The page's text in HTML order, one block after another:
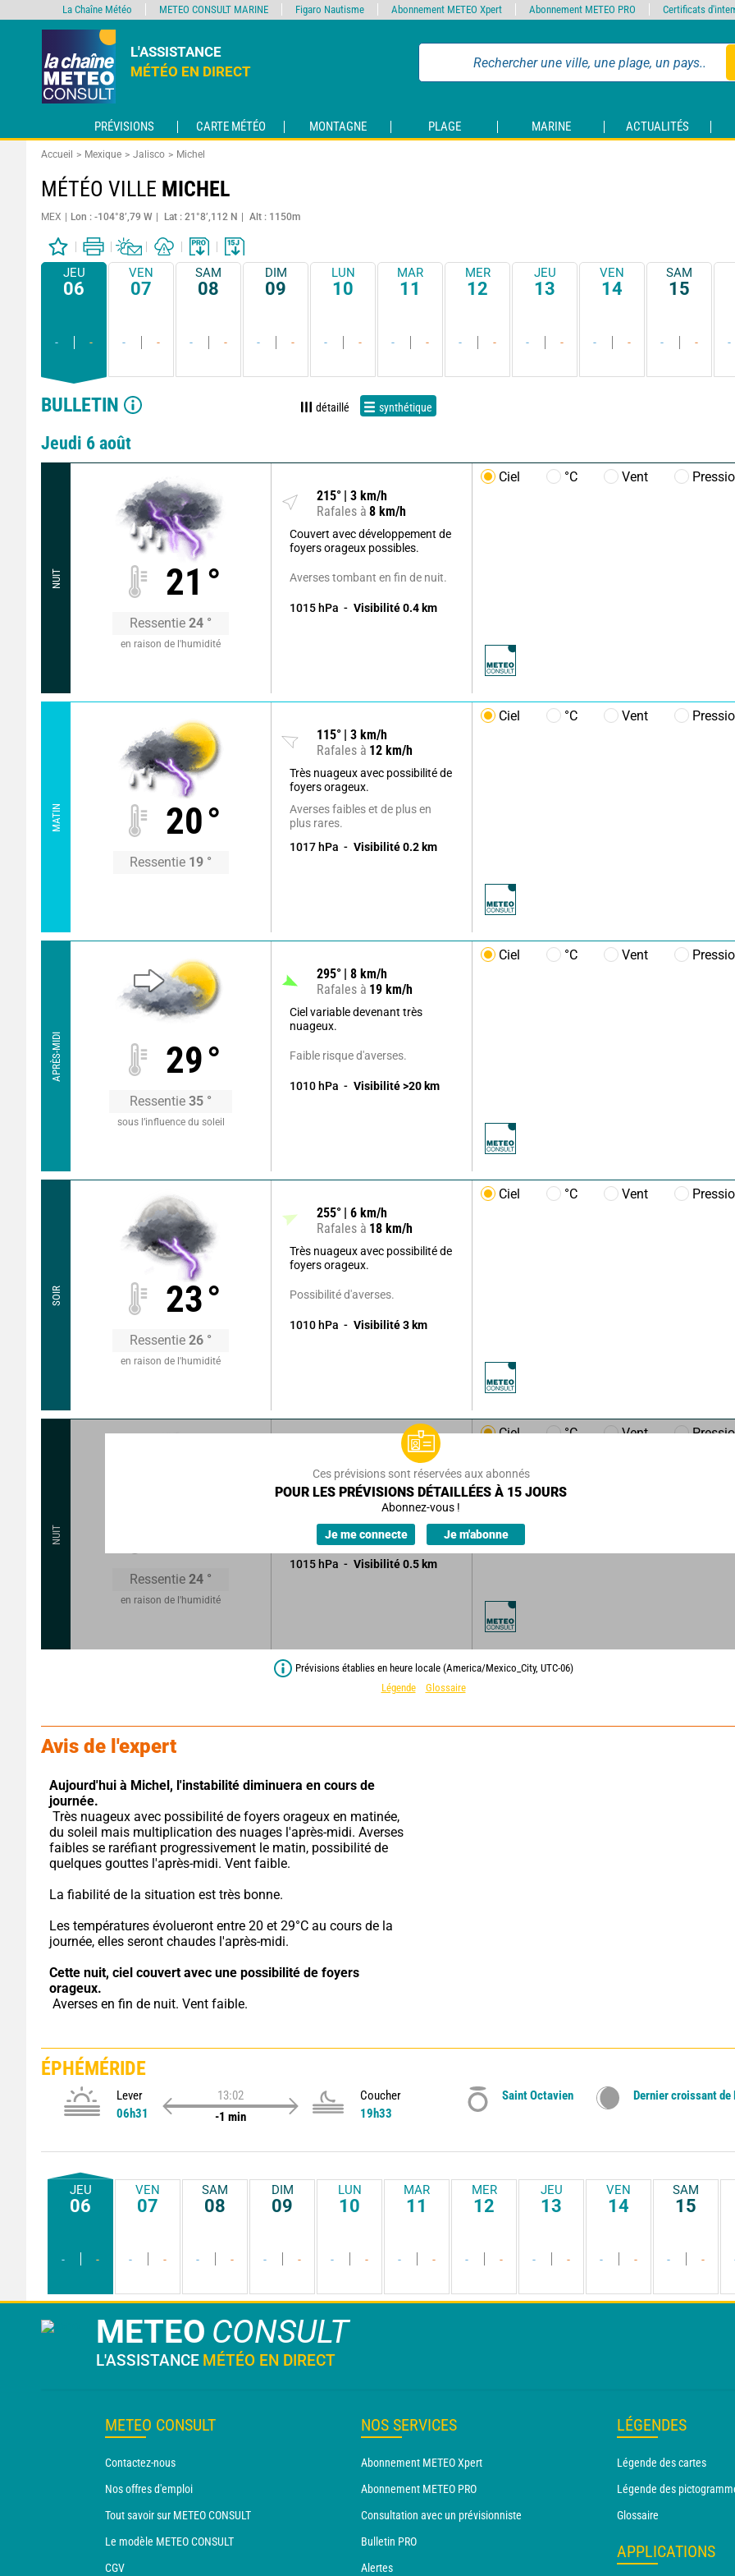
L'ASSISTANCE
MÉTÉO EN DIRECT
PRÉVISIONS CARTE MÉTÉO MONTAGNE PLAGE MARINE ACTUALITÉS
Accueil Mexique Jalisco Michel
MÉTÉO VILLE MICHEL
MEX Lon : -104°8’,79 W Lat : 21°8’,112 N Alt : 1150m
JEU
06
- -
VEN
07
- -
SAM
08
- -
DIM
09
- -
LUN
10
- -
MAR
11
- -
MER
12
- -
JEU
13
- -
VEN
14
- -
SAM
15
- - -
BULLETIN détaillé synthétique
Jeudi 6 août
NUIT 21 °
Ressentie 24 °
en raison de l'humidité
215° 3 km/h
Rafales à 8 km/h
Couvert avec développement de
foyers orageux possibles.
Averses tombant en fin de nuit.
1015 hPa Visibilité 0.4 km
Ciel °C Vent
MATIN 20°
Ressentie 19 °
115° 3 km/h
Rafales à 12 km/h
Très nuageux avec possibilité de
foyers orageux.
Averses faibles et de plus en
plus rares.
1017 hPa Visibilité 0.2 km
Ciel °C Vent
APRÈS-MIDI 29°
Ressentie 35 °
sous l’influence du soleil
295° 8 km/h
Rafales à 19 km/h
Ciel variable devenant très
nuageux.
Faible risque d'averses.
1010 hPa Visibilité >20 km
Ciel °C Vent
SOIR 23°
Ressentie 26 °
en raison de l'humidité
255° 6 km/h
Rafales à 18 km/h
Très nuageux avec possibilité de
foyers orageux.
Possibilité d'averses.
1010 hPa Visibilité 3 km
Ciel °C Vent
NUIT
Ressentie 24 °
en raison de l'humidité
Rafales à10 km/h
Couvert avec développement de
foyers orageux possibles.
Quelques averses faibles.
1015 hPa Visibilité 0.5 km
Ciel °C Vent
Ces prévisions sont réservées aux abonnés
POUR LES PRÉVISIONS DÉTAILLÉES À 15 JOURS
Abonnez-vous !
Je me connecte Je m'abonne
Prévisions établies en heure locale (America/Mexico_City, UTC-06)
Légende
Glossaire
Avis de l'expert
Aujourd'hui à Michel, l'instabilité diminuera en cours de
journée.
du soleil mais multiplication des nuages l'après-midi. Averses
faibles se raréfiant progressivement le matin, possibilité de
quelques gouttes l'après-midi. Vent faible.
La fiabilité de la situation est très bonne.
Les températures évolueront entre 20 et 29°C au cours de la
journée, elles seront chaudes l'après-midi.
Cette nuit, ciel couvert avec une possibilité de foyers
orageux.
Averses en fin de nuit. Vent faible.
ÉPHÉMÉRIDE
Lever
06h31
13:02
-1 min
Coucher
19h33
Saint Octavien Dernier croissant de
JEU
06
- -
VEN
07
- -
SAM
08
- -
DIM
09
- -
LUN
10
- -
MAR
11
- -
MER
12
- -
JEU
13
- -
VEN
14
- -
SAM
15
- -
METEO CONSULT
L'ASSISTANCE MÉTÉO EN DIRECT
METEO CONSULT
Contactez-nous
Nos offres d'emploi
Tout savoir sur METEO CONSULT
Le modèle METEO CONSULT
CGV
NOS SERVICES
Abonnement METEO Xpert
Abonnement METEO PRO
Consultation avec un prévisionniste
Bulletin PRO
Alertes
LÉGENDES
Légende des cartes
Légende des
Glossaire
APPLICATIONS
La Chaîne Météo METEO CONSULT MARINE Figaro Nautisme Abonnement METEO Xpert Abonnement METEO PRO Certificats